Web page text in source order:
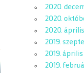
2020.
2020.
2020. április
2019.
2019. április
2019.